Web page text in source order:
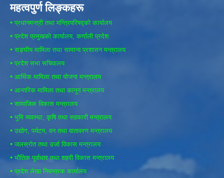
महत्वपुर्ण लिङ्कहरू
• प्रधानमन्त्री तथा मन्त्रिपरिषद्को कार्यालय
• प्रदेश प्रमुखको कार्यालय, कर्णाली प्रदेश
• सङ्घीय मामिला तथा सामान्य प्रशासन मन्त्रालय
• प्रदेश सभा सचिवालय
• आर्थिक मामिला तथा योजना मन्त्रालय
• आन्तरिक मामिला तथा कानून मन्त्रालय
• सामाजिक विकास मन्त्रालय
• भुमि व्यवस्था, कृषि तथा सहकारी मन्त्रालय
• उद्योग, पर्यटन, वन तथा वातावरण मन्त्रालय
• जलस्रोत तथा उर्जा विकास मन्त्रालय
• भौतिक पूर्वाधार तथा शहरी विकास मन्त्रालय
• प्रदेश लेखा नियन्त्रक कार्यालय